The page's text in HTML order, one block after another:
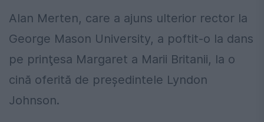
Alan Merten, care a ajuns ulterior rector la
George Mason University, a poftit-o la dans
pe prinţesa Margaret a Marii Britanii, la o
cină oferită de preşedintele Lyndon
Johnson.